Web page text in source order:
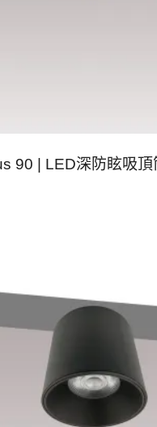
90 | LED深防眩吸